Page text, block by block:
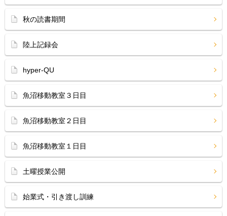
秋の読書期間
陸上記録会
hyper-QU
魚沼移動教室３日目
魚沼移動教室２日目
魚沼移動教室１日目
土曜授業公開
始業式・引き渡し訓練